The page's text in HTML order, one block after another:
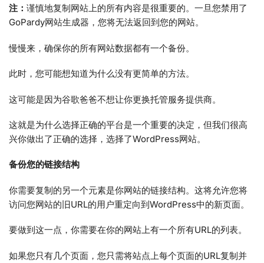
注： 谨慎地复制网站上的所有内容是很重要的。一旦您禁用了
GoPardy网站生成器，您将无法返回到您的网站。
慢慢来，确保你的所有网站数据都有一个备份。
此时，您可能想知道为什么没有更简单的方法。
这可能是因为谷歌爸爸不想让你更换托管服务提供商。
这就是为什么选择正确的平台是一个重要的决定，但我们很高
兴你做出了正确的选择，选择了WordPress网站。
备份您的链接结构
你需要复制的另一个元素是你网站的链接结构。这将允许您将
访问您网站的旧URL的用户重定向到WordPress中的新页面。
要做到这一点，你需要在你的网站上有一个所有URL的列表。
如果您只有几个页面，您只需将站点上每个页面的URL复制并